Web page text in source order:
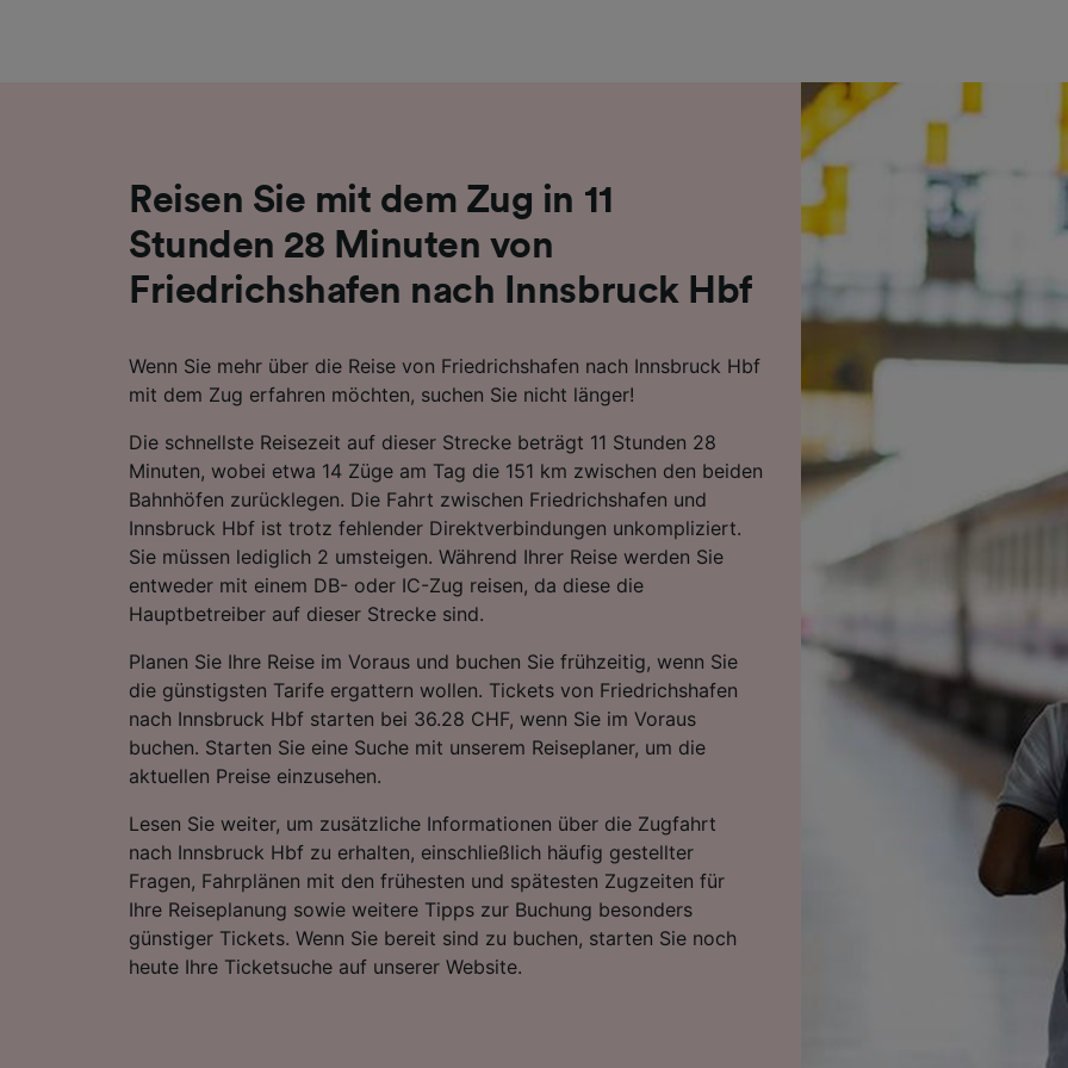
Reisen Sie mit dem Zug in 11
Stunden 28 Minuten von
Friedrichshafen nach Innsbruck Hbf
Wenn Sie mehr über die Reise von Friedrichshafen nach Innsbruck Hbf
mit dem Zug erfahren möchten, suchen Sie nicht länger!
Die schnellste Reisezeit auf dieser Strecke beträgt 11 Stunden 28
Minuten, wobei etwa 14 Züge am Tag die 151 km zwischen den beiden
Bahnhöfen zurücklegen. Die Fahrt zwischen Friedrichshafen und
Innsbruck Hbf ist trotz fehlender Direktverbindungen unkompliziert.
Sie müssen lediglich 2 umsteigen. Während Ihrer Reise werden Sie
entweder mit einem DB- oder IC-Zug reisen, da diese die
Hauptbetreiber auf dieser Strecke sind.
Planen Sie Ihre Reise im Voraus und buchen Sie frühzeitig, wenn Sie
die günstigsten Tarife ergattern wollen. Tickets von Friedrichshafen
nach Innsbruck Hbf starten bei 36.28 CHF, wenn Sie im Voraus
buchen. Starten Sie eine Suche mit unserem Reiseplaner, um die
aktuellen Preise einzusehen.
Lesen Sie weiter, um zusätzliche Informationen über die Zugfahrt
nach Innsbruck Hbf zu erhalten, einschließlich häufig gestellter
Fragen, Fahrplänen mit den frühesten und spätesten Zugzeiten für
Ihre Reiseplanung sowie weitere Tipps zur Buchung besonders
günstiger Tickets. Wenn Sie bereit sind zu buchen, starten Sie noch
heute Ihre Ticketsuche auf unserer Website.